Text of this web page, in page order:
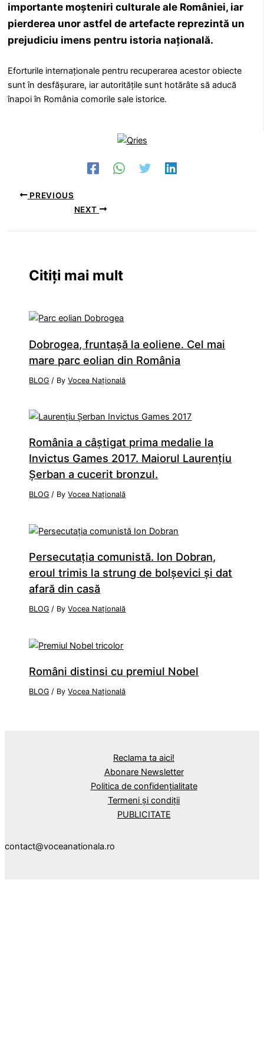
importante moșteniri culturale ale României, iar
pierderea unor astfel de artefacte reprezintă un
prejudiciu imens pentru istoria națională.
Eforturile internaționale pentru recuperarea acestor obiecte
sunt în desfășurare, iar autoritățile sunt hotărâte să aducă
înapoi în România comorile sale istorice.
PREVIOUS
NEXT
Citiți mai mult
Dobrogea, fruntaşă la eoliene. Cel mai
mare parc eolian din România
BLOG / ByVocea Națională
România a câştigat prima medalie la
Invictus Games 2017. Maiorul Laurenţiu
Şerban a cucerit bronzul.
BLOG / ByVocea Națională
Persecutaţia comunistă. Ion Dobran,
eroul trimis la strung de bolşevici şi dat
afară din casă
BLOG / ByVocea Națională
Români distinsi cu premiul Nobel
BLOG / ByVocea Națională
Reclama ta aici!
Abonare Newsletter
Politica de confidențialitate
Termeni și condiții
PUBLICITATE
contact@voceanationala.ro